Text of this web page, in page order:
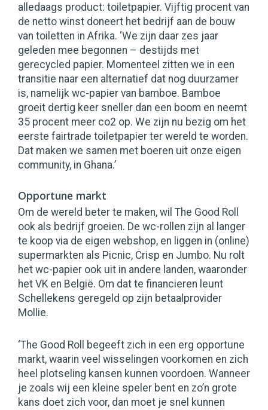
alledaags product: toiletpapier. Vijftig procent van
de netto winst doneert het bedrijf aan de bouw
van toiletten in Afrika. ‘We zijn daar zes jaar
geleden mee begonnen – destijds met
gerecycled papier. Momenteel zitten we in een
transitie naar een alternatief dat nog duurzamer
is, namelijk wc-papier van bamboe. Bamboe
groeit dertig keer sneller dan een boom en neemt
35 procent meer co2 op. We zijn nu bezig om het
eerste fairtrade toiletpapier ter wereld te worden.
Dat maken we samen met boeren uit onze eigen
community, in Ghana.’
Opportune markt
Om de wereld beter te maken, wil The Good Roll
ook als bedrijf groeien. De wc-rollen zijn al langer
te koop via de eigen webshop, en liggen in (online)
supermarkten als Picnic, Crisp en Jumbo. Nu rolt
het wc-papier ook uit in andere landen, waaronder
het VK en België. Om dat te financieren leunt
Schellekens geregeld op zijn betaalprovider
Mollie.
‘The Good Roll begeeft zich in een erg opportune
markt, waarin veel wisselingen voorkomen en zich
heel plotseling kansen kunnen voordoen. Wanneer
je zoals wij een kleine speler bent en zo’n grote
kans doet zich voor, dan moet je snel kunnen